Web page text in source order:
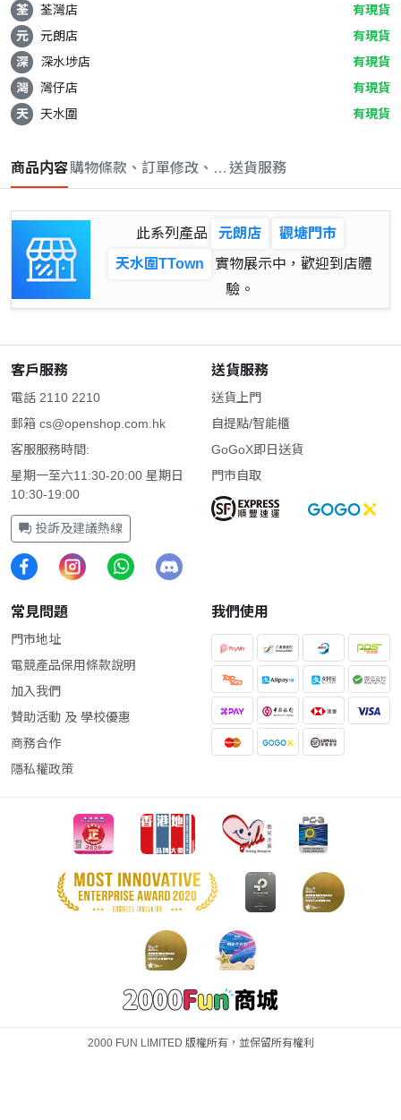
荃
荃灣店
有現貨
元
元朗店
有現貨
深
深水埗店
有現貨
灣
灣仔店
有現貨
天
天水圍 有現貨
商品内容購物條款、訂單修改、取消與退款政策
送貨服務
此系列產品 元朗店
觀塘門市
天水圍TTown
實物展示中，歡迎到店體
驗。
客戶服務
電話 2110 2210
郵箱 cs@openshop.com.hk
客服服務時間:
星期一至六11:30-20:00 星期日
10:30-19:00
投訴及建議熱線
送貨服務
送貨上門
自提點/智能櫃
GoGoX即日送貨
門市自取
常見問題
門市地址
電競產品保用條款說明
加入我們
贊助活動 及 學校優惠
商務合作
隱私權政策
我們使用
2000 FUN LIMITED 版權所有，並保留所有權利